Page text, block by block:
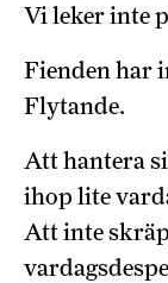
Vi leker inte
Fienden har
Flytande.
Att hantera
ihop lite
Att inte